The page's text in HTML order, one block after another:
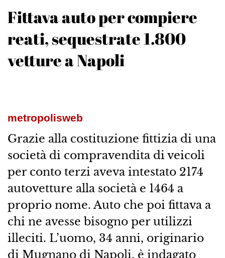
Fittava auto per compiere
reati, sequestrate 1.800
vetture a Napoli
metropolisweb
Grazie alla costituzione fittizia di una
società di compravendita di veicoli
per conto terzi aveva intestato 2174
autovetture alla società e 1464 a
proprio nome. Auto che poi fittava a
chi ne avesse bisogno per utilizzi
illeciti. L’uomo, 34 anni, originario
di Mugnano di Napoli, è indagato